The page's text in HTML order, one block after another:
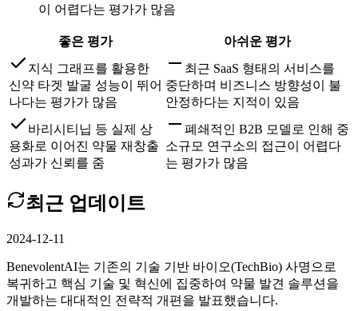
이 어렵다는 평가가 많음
좋은 평가
아쉬운 평가
지식 그래프를 활용한
신약 타겟 발굴 성능이 뛰어
나다는 평가가 많음
최근 SaaS 형태의 서비스를
중단하며 비즈니스 방향성이 불
안정하다는 지적이 있음
바리시티닙 등 실제 상
용화로 이어진 약물 재창출
성과가 신뢰를 줌
폐쇄적인 B2B 모델로 인해 중
소규모 연구소의 접근이 어렵다
는 평가가 많음
최근 업데이트
2024-12-11
BenevolentAI는 기존의 기술 기반 바이오(TechBio) 사명으로
복귀하고 핵심 기술 및 혁신에 집중하여 약물 발견 솔루션을
개발하는 대대적인 전략적 개편을 발표했습니다.